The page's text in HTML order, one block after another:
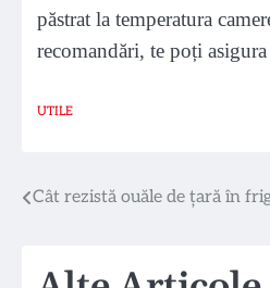
păstrat la temperatura
recomandări, te poți
UTILE
Navigare
Cât rezistă ouăle de țară în